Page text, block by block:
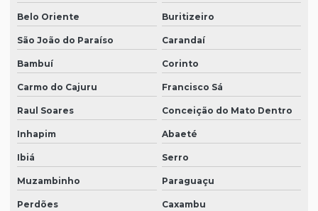
Belo Oriente Buritizeiro
São João do Paraíso Carandaí
Bambuí Corinto
Carmo do Cajuru Francisco Sá
Raul Soares Conceição do Mato Dentro
Inhapim Abaeté
Ibiá Serro
Muzambinho Paraguaçu
Perdões Caxambu